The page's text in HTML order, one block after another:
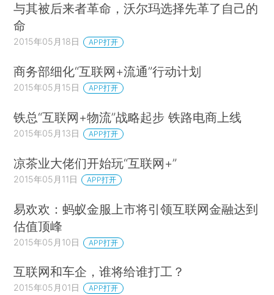
与其被后来者革命，沃尔玛选择先革了自己的
命
2015年05月18日 APP打开
商务部细化“互联网+流通”行动计划
2015年05月15日 APP打开
铁总“互联网+物流”战略起步 铁路电商上线
2015年05月13日 APP打开
凉茶业大佬们开始玩“互联网+”
2015年05月11日 APP打开
易欢欢：蚂蚁金服上市将引领互联网金融达到
估值顶峰
2015年05月10日 APP打开
互联网和车企，谁将给谁打工？
2015年05月01日 APP打开